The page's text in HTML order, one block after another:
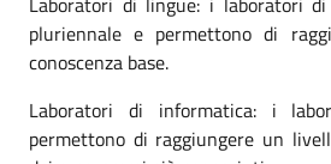
pluriennale e permettono di
conoscenza base.
Laboratori di informatica: i
permettono di raggiungere un